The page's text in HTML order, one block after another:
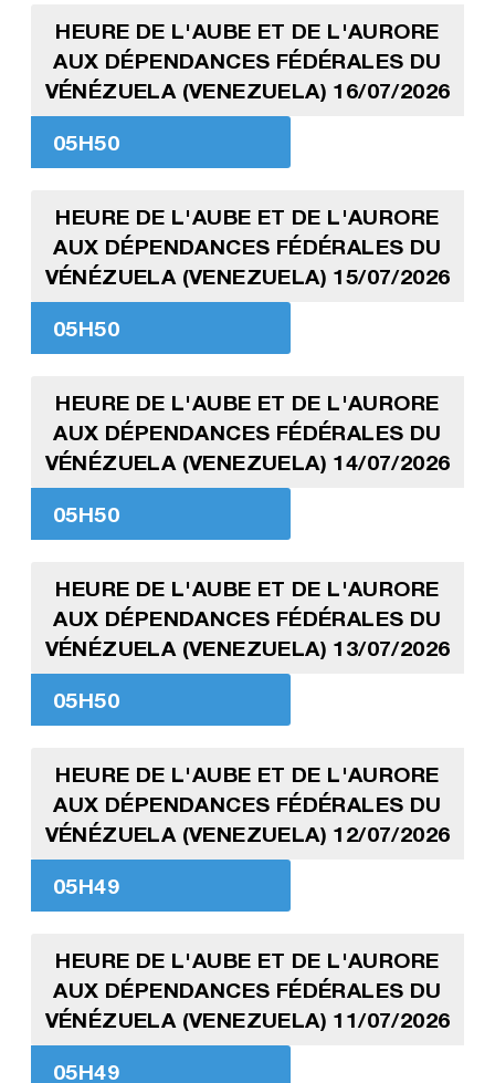
HEURE DE L'AUBE ET DE L'AURORE
AUX DÉPENDANCES FÉDÉRALES DU
VÉNÉZUELA (VENEZUELA) 16/07/2026
05H50
HEURE DE L'AUBE ET DE L'AURORE
AUX DÉPENDANCES FÉDÉRALES DU
VÉNÉZUELA (VENEZUELA) 15/07/2026
05H50
HEURE DE L'AUBE ET DE L'AURORE
AUX DÉPENDANCES FÉDÉRALES DU
VÉNÉZUELA (VENEZUELA) 14/07/2026
05H50
HEURE DE L'AUBE ET DE L'AURORE
AUX DÉPENDANCES FÉDÉRALES DU
VÉNÉZUELA (VENEZUELA) 13/07/2026
05H50
HEURE DE L'AUBE ET DE L'AURORE
AUX DÉPENDANCES FÉDÉRALES DU
VÉNÉZUELA (VENEZUELA) 12/07/2026
05H49
HEURE DE L'AUBE ET DE L'AURORE
AUX DÉPENDANCES FÉDÉRALES DU
VÉNÉZUELA (VENEZUELA) 11/07/2026
05H49